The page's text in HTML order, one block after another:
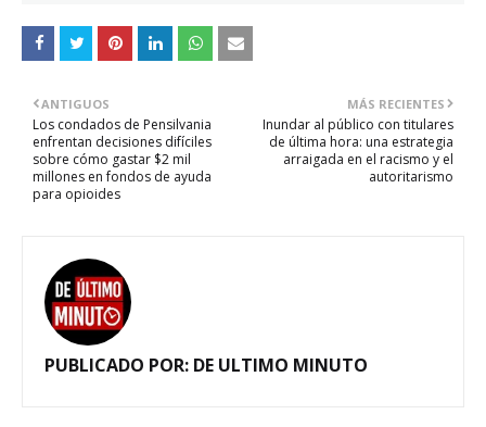
MÁS RECIENTES
Inundar al público con titulares
de última hora: una estrategia
arraigada en el racismo y el
autoritarismo
ANTIGUOS
Los condados de Pensilvania
enfrentan decisiones difíciles
sobre cómo gastar $2 mil
millones en fondos de ayuda
para opioides
PUBLICADO POR: DE ULTIMO MINUTO